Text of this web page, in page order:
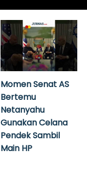
Momen Senat AS
Bertemu
Netanyahu
Gunakan Celana
Pendek Sambil
Main HP